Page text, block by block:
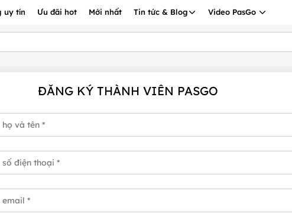
uy tín Ưu đãi hot Mới nhất Tin tức & Blog Video PasGo
ĐĂNG KÝ THÀNH VIÊN PASGO